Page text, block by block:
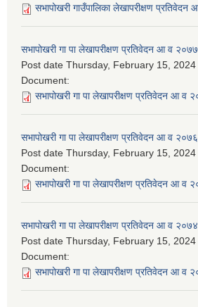
सभापोखरी गाउँपालिका लेखापरीक्षण
सभापोखरी गा पा लेखापरीक्षण प्रतिवेदन आ व
Post date Thursday, February 15,
Document:
सभापोखरी गा पा लेखापरीक्षण प्रतिवेदन आ व
सभापोखरी गा पा लेखापरीक्षण प्रतिवेदन आ व
Post date Thursday, February 15,
Document:
सभापोखरी गा पा लेखापरीक्षण प्रतिवेदन आ व
सभापोखरी गा पा लेखापरीक्षण प्रतिवेदन आ व
Post date Thursday, February 15, 2024
Document:
सभापोखरी गा पा लेखापरीक्षण प्रतिवेदन आ व